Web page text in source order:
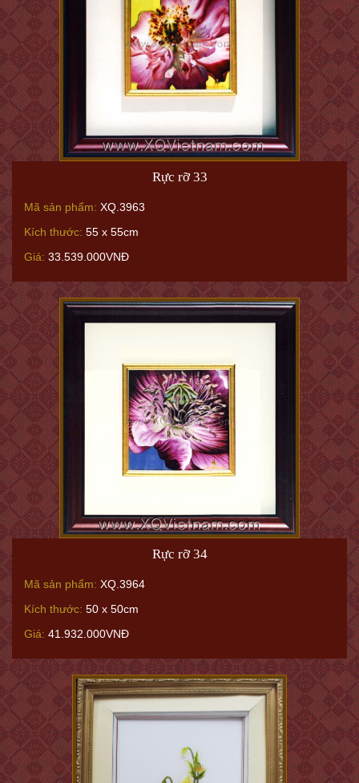
Rực rỡ 33
Mã sản phẩm: XQ.3963
Kích thước: 55 x 55cm
Giá: 33.539.000VNĐ
Rực rỡ 34
Mã sản phẩm: XQ.3964
Kích thước: 50 x 50cm
Giá: 41.932.000VNĐ